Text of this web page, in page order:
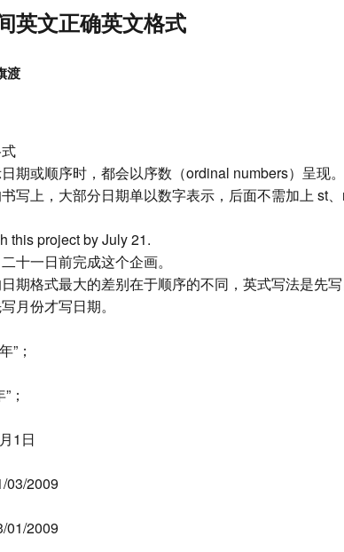
英文正确英文格式
渡
期或顺序时，都会以序数（ordinal numbers）呈现。
写上，大部分日期单以数字表示，后面不需加上 st、
this project by July 21.
十一日前完成这个企画。
期格式最大的差别在于顺序的不同，英式写法是先
月份才写日期。
”；
；
1日
03/2009
01/2009